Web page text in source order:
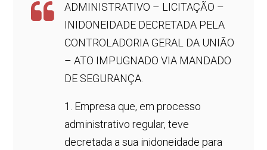
ADMINISTRATIVO – LICITAÇÃO –
INIDONEIDADE DECRETADA PELA
CONTROLADORIA GERAL DA UNIÃO
– ATO IMPUGNADO VIA MANDADO
DE SEGURANÇA.
1. Empresa que, em processo
administrativo regular, teve
decretada a sua inidoneidade para